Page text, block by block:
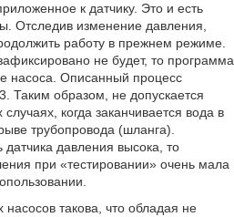
к датчику. Это и есть
Отследив изменение давления,
работу в прежнем режиме.
не будет, то программа
насоса. Описанный процесс
Таким образом, не допускается
когда заканчивается вода в
трубопровода (шланга).
датчика давления высока, то
при «тестировании» очень мала
такова, что обладая не